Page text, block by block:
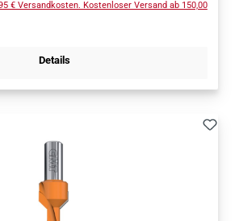
€ Versandkosten. Kostenloser Versand ab 150,00
Details